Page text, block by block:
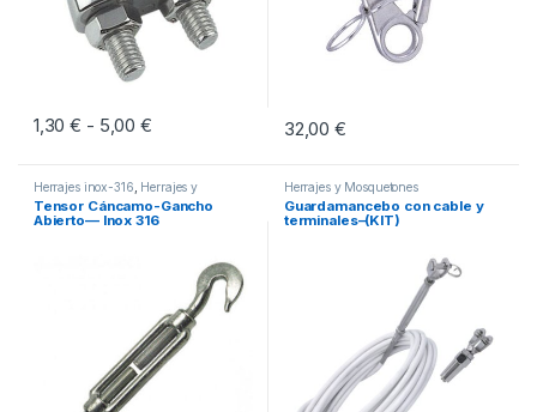
1,30€ - 5,00€Rango de precios: desde 1,30 € hasta 5,00 €
Este producto tiene múltiples variantes. Las opciones se pueden
32,00€
Herrajes inox-316 Herrajes y
Mosquetones
Tensor Cáncamo-Gancho
Abierto— Inox 316
Herrajes y Mosquetones
Guardamancebo con cable y
terminales–(KIT)